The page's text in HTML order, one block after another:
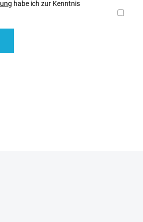
habe ich zur Kenntnis